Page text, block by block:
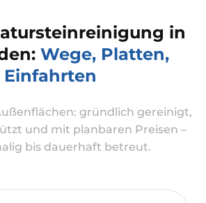
in
Wege, Platten,
Einfahrten
gründlich gereinigt,
und mit planbaren Preisen –
bis dauerhaft betreut.